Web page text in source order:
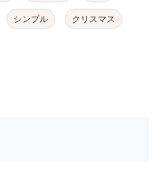
シンプル クリスマス